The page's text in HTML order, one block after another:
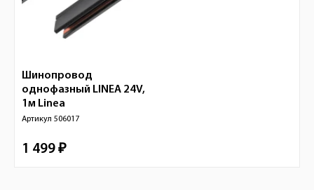
Шинопровод
однофазный LINEA 24V,
1м Linea
Артикул 506017
1 499 ₽